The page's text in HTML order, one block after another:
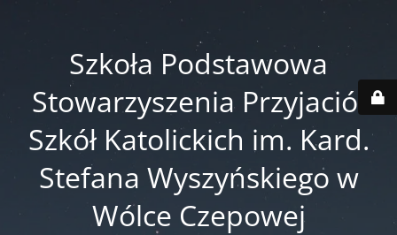
Szkoła Podstawowa
Stowarzyszenia Przyjaciół
Szkół Katolickich im. Kard.
Stefana Wyszyńskiego w
Wólce Czepowej